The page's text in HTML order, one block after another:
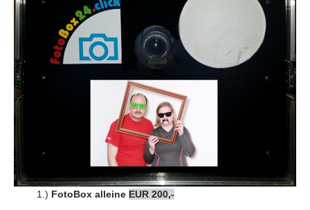
1.) FotoBox alleine EUR 200,-